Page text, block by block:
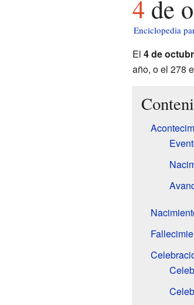
4
Enciclopedia
El 4 de
año, o el 278